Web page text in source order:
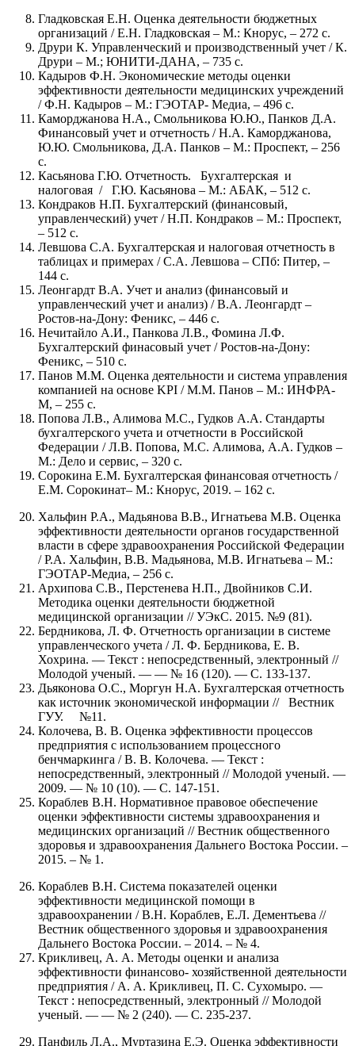
Гладковская Е.Н. Оценка деятельности бюджетных
организаций / Е.Н. Гладковская – М.: Кнорус, – 272 с.
Друри К. Управленческий и производственный учет / К.
Друри – М.; ЮНИТИ-ДАНА, – 735 с.
Кадыров Ф.Н. Экономические методы оценки
эффективности деятельности медицинских учреждений
/ Ф.Н. Кадыров – М.: ГЭОТАР- Медиа, – 496 с.
Каморджанова Н.А., Смольникова Ю.Ю., Панков Д.А.
Финансовый учет и отчетность / Н.А. Каморджанова,
Ю.Ю. Смольникова, Д.А. Панков – М.: Проспект, – 256
с.
Касьянова Г.Ю. Отчетность. Бухгалтерская и
налоговая / Г.Ю. Касьянова – М.: АБАК, – 512 с.
Кондраков Н.П. Бухгалтерский (финансовый,
управленческий) учет / Н.П. Кондраков – М.: Проспект,
– 512 с.
Левшова С.А. Бухгалтерская и налоговая отчетность в
таблицах и примерах / С.А. Левшова – СПб: Питер, –
144 с.
Леонгардт В.А. Учет и анализ (финансовый и
управленческий учет и анализ) / В.А. Леонгардт –
Ростов-на-Дону: Феникс, – 446 с.
Нечитайло А.И., Панкова Л.В., Фомина Л.Ф.
Бухгалтерский финасовый учет / Ростов-на-Дону:
Феникс, – 510 с.
Панов М.М. Оценка деятельности и система управления
компанией на основе KPI / М.М. Панов – М.: ИНФРА-
М, – 255 с.
Попова Л.В., Алимова М.С., Гудков А.А. Стандарты
бухгалтерского учета и отчетности в Российской
Федерации / Л.В. Попова, М.С. Алимова, А.А. Гудков –
М.: Дело и сервис, – 320 с.
Сорокина Е.М. Бухгалтерская финансовая отчетность /
Е.М. Сорокинат– М.: Кнорус, 2019. – 162 с.
Хальфин Р.А., Мадьянова В.В., Игнатьева М.В. Оценка
эффективности деятельности органов государственной
власти в сфере здравоохранения Российской Федерации
/ Р.А. Хальфин, В.В. Мадьянова, М.В. Игнатьева – М.:
ГЭОТАР-Медиа, – 256 с.
Архипова С.В., Перстенева Н.П., Двойников С.И.
Методика оценки деятельности бюджетной
медицинской организации // УЭкС. 2015. №9 (81).
Бердникова, Л. Ф. Отчетность организации в системе
управленческого учета / Л. Ф. Бердникова, Е. В.
Хохрина. — Текст : непосредственный, электронный //
Молодой ученый. — — № 16 (120). — С. 133-137.
Дьяконова О.С., Моргун Н.А. Бухгалтерская отчетность
как источник экономической информации // Вестник
ГУУ. №11.
Колочева, В. В. Оценка эффективности процессов
предприятия с использованием процессного
бенчмаркинга / В. В. Колочева. — Текст :
непосредственный, электронный // Молодой ученый. —
2009. — № 10 (10). — С. 147-151.
Кораблев В.Н. Нормативное правовое обеспечение
оценки эффективности системы здравоохранения и
медицинских организаций // Вестник общественного
здоровья и здравоохранения Дальнего Востока России. –
2015. – № 1.
Кораблев В.Н. Система показателей оценки
эффективности медицинской помощи в
здравоохранении / В.Н. Кораблев, Е.Л. Дементьева //
Вестник общественного здоровья и здравоохранения
Дальнего Востока России. – 2014. – № 4.
Крикливец, А. А. Методы оценки и анализа
эффективности финансово- хозяйственной деятельности
предприятия / А. А. Крикливец, П. С. Сухомыро. —
Текст : непосредственный, электронный // Молодой
ученый. — — № 2 (240). — С. 235-237.
Панфиль Л.А., Муртазина Е.Э. Оценка эффективности